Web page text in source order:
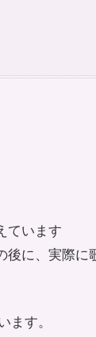
ています
後に、実際
ます。